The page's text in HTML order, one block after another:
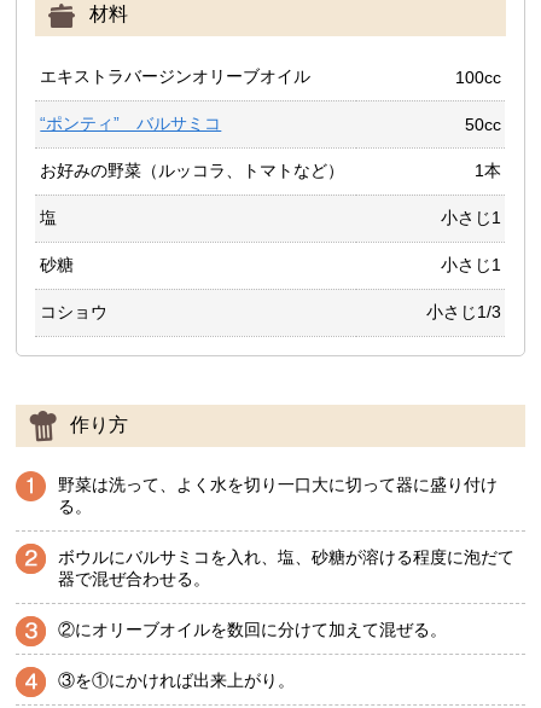
材料
エキストラバージンオリーブオイル 100cc
“ポンティ” バルサミコ 50cc
お好みの野菜（ルッコラ、トマトなど） 1本
塩 小さじ1
砂糖 小さじ1
コショウ 小さじ1/3
作り方
野菜は洗って、よく水を切り一口大に切って器に盛り付け
る。
ボウルにバルサミコを入れ、塩、砂糖が溶ける程度に泡だて
器で混ぜ合わせる。
②にオリーブオイルを数回に分けて加えて混ぜる。
③を①にかければ出来上がり。